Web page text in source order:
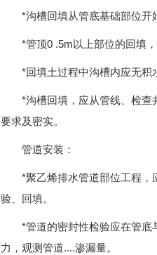
*沟槽回填从管底基础部位开
*管顶0 .5m以上部位的回填
*回填土过程中沟槽内应无积
*沟槽回填，应从管线、检查
要求及密实。
管道安装：
*聚乙烯排水管道部位工程，
验、回填。
*管道的密封性检验应在管底
力，观测管道....渗漏量。